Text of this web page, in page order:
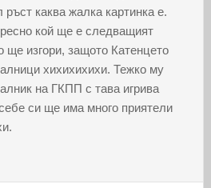
ръст каква жалка картинка е.
кой ще е следващият
ще изгори, защото Катенцето
хихихихихи. Тежко му
на ГКПП с тава игрива
си ще има много приятели